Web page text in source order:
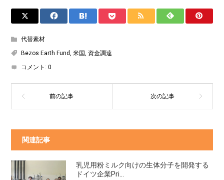
代替素材
Bezos Earth Fund,米国, 資金調達
コメント:0
関連記事
乳児用粉ミルク向けの生体分子を開発する
ドイツ企業Pri...